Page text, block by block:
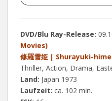
DVD/Blu Ray-Release:
Movies)
修羅雪姫 | Shurayuki-hime
Thriller, Action, Drama,
Land: Japan 1973
Laufzeit: ca. 102 min.